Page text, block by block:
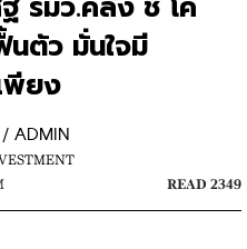
นตัว มั่นใจมี
พียง
/ ADMIN
READ 2349